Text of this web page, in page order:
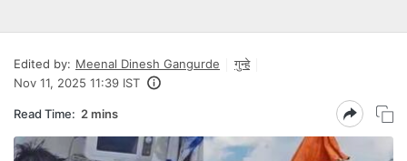
Edited by: Meenal Dinesh Gangurde
गुन्हे
Nov 11, 2025 11:39 IST
Read Time: 2 mins